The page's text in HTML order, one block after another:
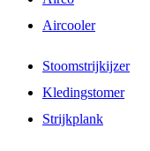
Aircooler
Stoomstrijkijzer
Kledingstomer
Strijkplank